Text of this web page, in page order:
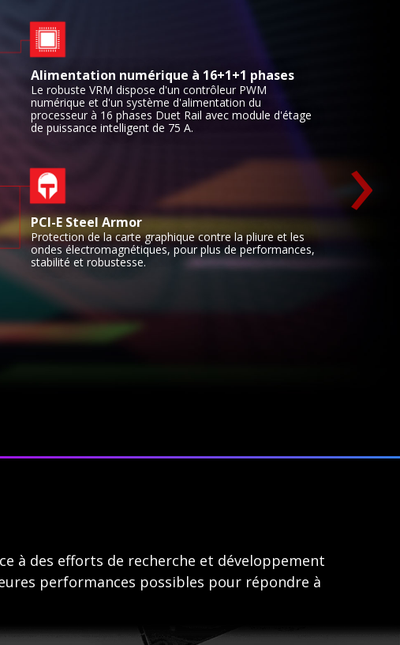
Alimentation numérique à 16+1+1 phases
Le robuste VRM dispose d'un contrôleur PWM
numérique et d'un système d'alimentation du
processeur à 16 phases Duet Rail avec module d'étage
de puissance intelligent de 75 A.
PCI-E Steel Armor
Protection de la carte graphique contre la pliure et les
ondes électromagnétiques, pour plus de performances,
stabilité et robustesse.
›
à des efforts de recherche et développement
performances possibles pour répondre à